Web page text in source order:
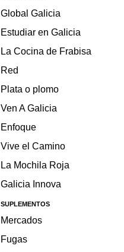
Global Galicia
Estudiar en Galicia
La Cocina de Frabisa
Red
Plata o plomo
Ven A Galicia
Enfoque
Vive el Camino
La Mochila Roja
Galicia Innova
SUPLEMENTOS
Mercados
Fugas